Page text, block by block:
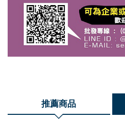
推薦商品